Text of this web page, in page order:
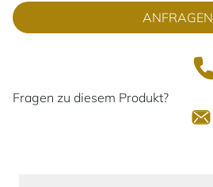
ANFRAGEN
Fragen zu diesem Produkt?